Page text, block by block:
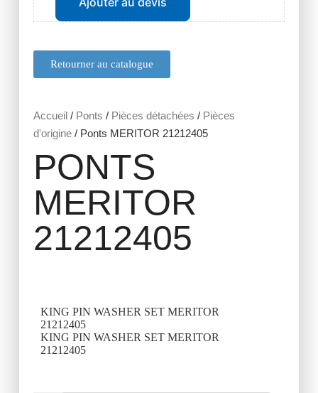
Retourner au catalogue
Accueil/ Ponts / Pièces détachées / Pièces
d'origine/ Ponts MERITOR 21212405
PONTS
MERITOR
21212405
KING PIN WASHER SET MERITOR
21212405
KING PIN WASHER SET MERITOR
21212405